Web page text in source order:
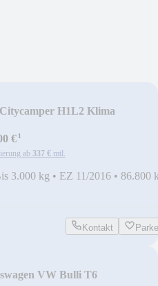
H1L2 Klima
€¹
ab 337 € mtl.
3.000 kg • EZ 11/2016 • 86.800
Kontakt
VW Bulli T6